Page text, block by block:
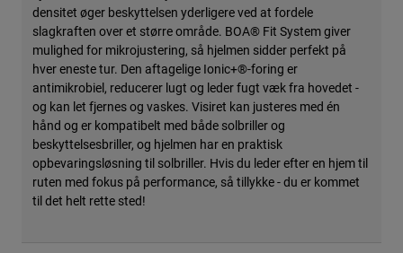
densitet øger beskyttelsen yderligere ved at fordele
slagkraften over et større område. BOA® Fit System giver
mulighed for mikrojustering, så hjelmen sidder perfekt på
hver eneste tur. Den aftagelige Ionic+®-foring er
antimikrobiel, reducerer lugt og leder fugt væk fra hovedet -
og kan let fjernes og vaskes. Visiret kan justeres med én
hånd og er kompatibelt med både solbriller og
beskyttelsesbriller, og hjelmen har en praktisk
opbevaringsløsning til solbriller. Hvis du leder efter en hjem til
ruten med fokus på performance, så tillykke - du er kommet
til det helt rette sted!